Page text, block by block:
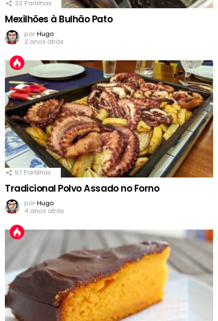
33 Partilhas
Mexilhões à Bulhão Pato
porHugo
2 anos atrás
97 Partilhas
Tradicional Polvo Assado no Forno
porHugo
4 anos atrás